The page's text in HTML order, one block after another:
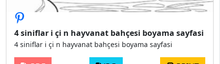
4 siniflar i çi n hayvanat bahçesi boyama sayfasi
4 siniflar i çi n hayvanat bahçesi boyama sayfasi